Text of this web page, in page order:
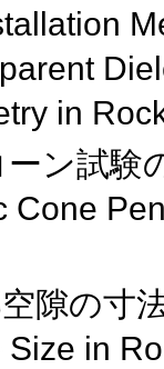
in
ン試験
Cone
隙の寸
Size in